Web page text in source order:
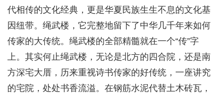
代相传的文化经典，更是华夏民族生生不息的文化基
因纽带。绳武楼，它完整地留下了中华几千年来如何
传家的大传统。绳武楼的全部精髓就在一个“传”字
上。其实何止绳武楼，无论是北方的四合院，还是南
方深宅大厝，历来重视诗书传家的好传统，一座讲究
的宅院，处处书香流溢。在钢筋水泥代替土木砖瓦，